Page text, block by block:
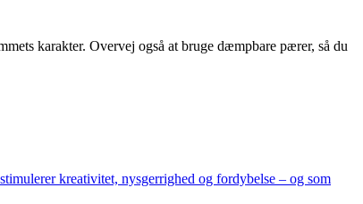
karakter. Overvej også at bruge dæmpbare pærer, så du
kreativitet, nysgerrighed og fordybelse – og som